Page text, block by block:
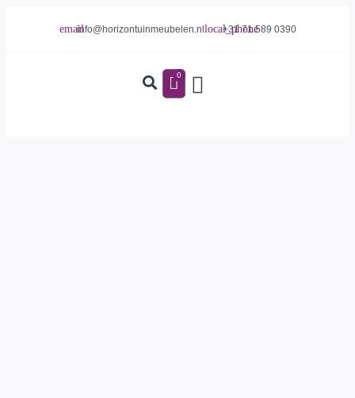
info@horizontuinmeubelen.nl +31 71 589 0390
0